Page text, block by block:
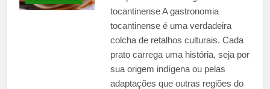
primária em relatório do
Departamento de Estado
5 Dias Ago
Streaming em julho: os
10 filmes mais
comentados do mês
tocantinense A gastronomia
tocantinense é uma verdadeira
colcha de retalhos culturais. Cada
prato carrega uma história, seja por
sua origem indígena ou pelas
adaptações que outras regiões do